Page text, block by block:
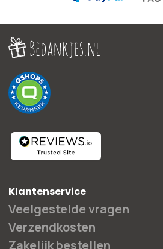
Klantenservice
Veelgestelde vragen
Verzendkosten
Zakelijk bestellen